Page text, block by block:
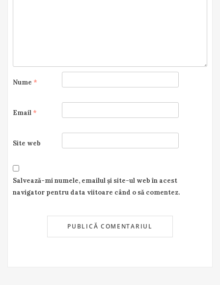
Nume *
Email *
Site web
Salvează-mi numele, emailul și site-ul web în acest
navigator pentru data viitoare când o să comentez.